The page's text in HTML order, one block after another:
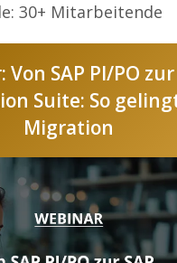
30+ Mitarbeitende
SAP PI/PO zur
Suite: So
Migration